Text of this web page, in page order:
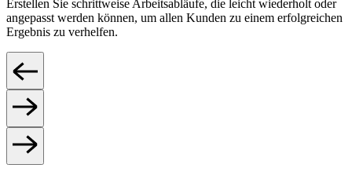
Erstellen Sie schrittweise Arbeitsabläufe, die leicht wiederholt oder
angepasst werden können, um allen Kunden zu einem erfolgreichen
Ergebnis zu verhelfen.